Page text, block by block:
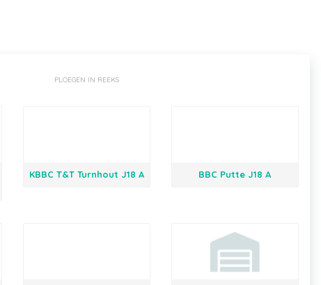
PLOEGEN IN REEKS
KBBC T&T Turnhout J18 A BBC Putte J18 A